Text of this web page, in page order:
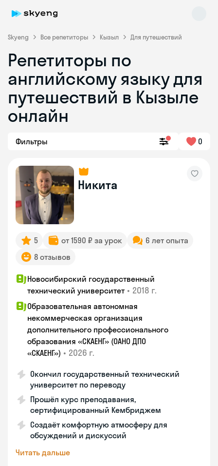
Skyeng Все репетиторы Кызыл Для путешествий
Репетиторы по
английскому языку для
путешествий в Кызыле
онлайн
Фильтры 0
Никита
5 от 1590 ₽ за урок
6 лет опыта
8 отзывов
Новосибирский государственный
технический университет • 2018 г.
Образовательная автономная
некоммерческая организация
дополнительного профессионального
образования «СКАЕНГ» (ОАНО ДПО
«СКАЕНГ») • 2026 г.
Окончил государственный технический
университет по переводу
Прошёл курс преподавания,
сертифицированный Кембриджем
Создаёт комфортную атмосферу для
обсуждений и дискуссий
Читать дальше